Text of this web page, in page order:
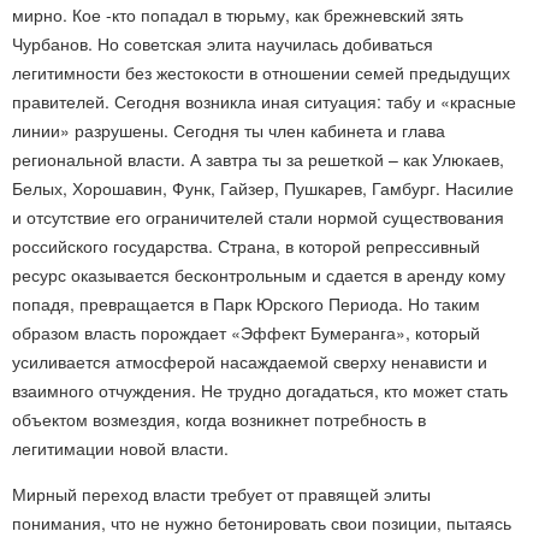
мирно. Кое -кто попадал в тюрьму, как брежневский зять
Чурбанов. Но советская элита научилась добиваться
легитимности без жестокости в отношении семей предыдущих
правителей. Сегодня возникла иная ситуация: табу и «красные
линии» разрушены. Сегодня ты член кабинета и глава
региональной власти. А завтра ты за решеткой – как Улюкаев,
Белых, Хорошавин, Функ, Гайзер, Пушкарев, Гамбург. Насилие
и отсутствие его ограничителей стали нормой существования
российского государства. Страна, в которой репрессивный
ресурс оказывается бесконтрольным и сдается в аренду кому
попадя, превращается в Парк Юрского Периода. Но таким
образом власть порождает «Эффект Бумеранга», который
усиливается атмосферой насаждаемой сверху ненависти и
взаимного отчуждения. Не трудно догадаться, кто может стать
объектом возмездия, когда возникнет потребность в
легитимации новой власти.
Мирный переход власти требует от правящей элиты
понимания, что не нужно бетонировать свои позиции, пытаясь